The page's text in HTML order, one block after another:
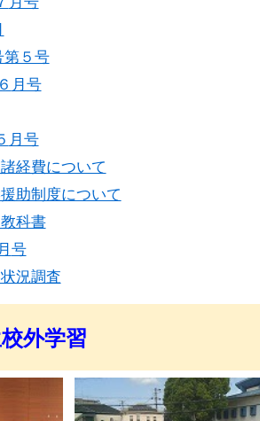
５号
６ 月号
月号
経費について
助制度について
科書
号
況調査
外学習